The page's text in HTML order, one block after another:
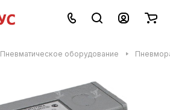
Пневматическое оборудование